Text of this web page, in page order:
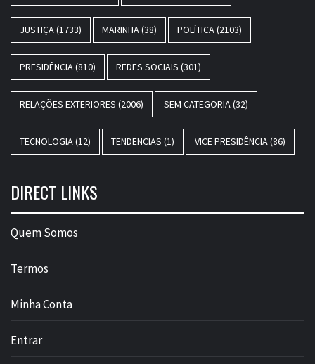
JUSTIÇA(1733) MARINHA(38) POLÍTICA(2103)
PRESIDÊNCIA(810) REDES SOCIAIS (301)
RELAÇÕES EXTERIORES (2006) SEM CATEGORIA(32)
TECNOLOGIA(12) TENDENCIAS (1) VICE PRESIDÊNCIA(86)
DIRECT LINKS
Quem Somos
Termos
Minha Conta
Entrar